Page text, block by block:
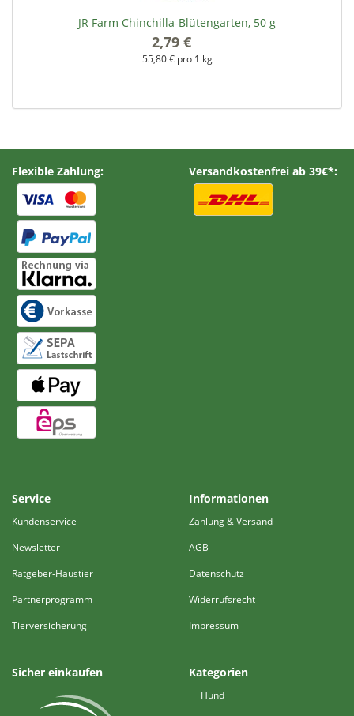
JR Farm Chinchilla-Blütengarten, 50 g
2,79 €
55,80 € pro 1 kg
Flexible Zahlung: Versandkostenfrei ab 39€*:
Service
Kundenservice
Newsletter
Ratgeber-Haustier
Partnerprogramm
Tierversicherung
Informationen
Zahlung & Versand
AGB
Datenschutz
Widerrufsrecht
Impressum
Sicher einkaufen Kategorien
Hund